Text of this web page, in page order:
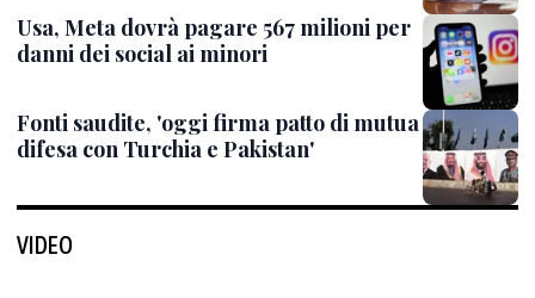
Usa, Meta dovrà pagare 567 milioni per
danni dei social ai minori
Fonti saudite, 'oggi firma patto di mutua
difesa con Turchia e Pakistan'
VIDEO